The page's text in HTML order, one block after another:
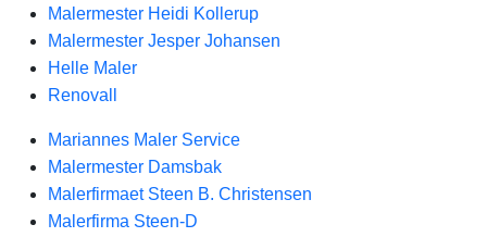
Malermester Heidi Kollerup
Malermester Jesper Johansen
Helle Maler
Renovall
Mariannes Maler Service
Malermester Damsbak
Malerfirmaet Steen B. Christensen
Malerfirma Steen-D